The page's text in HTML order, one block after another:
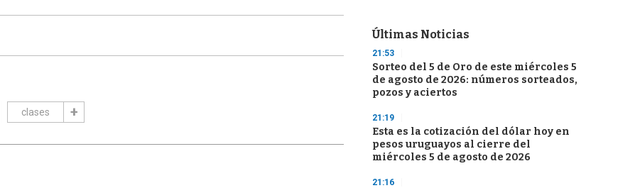
clases
Últimas Noticias
21:53
Sorteo del 5 de Oro de este miércoles 5
de agosto de 2026: números sorteados,
pozos y aciertos
21:19
Esta es la cotización del dólar hoy en
pesos uruguayos al cierre del
miércoles 5 de agosto de 2026
21:16